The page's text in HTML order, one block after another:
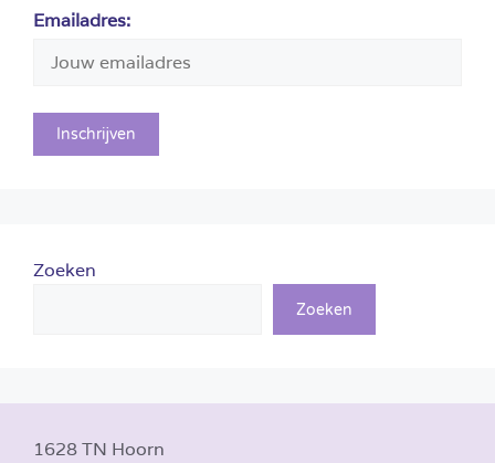
Emailadres:
Zoeken
Zoeken
1628 TN Hoorn